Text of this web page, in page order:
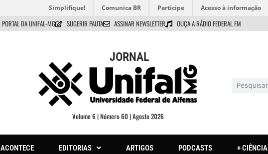
Simplifique! Comunica BR Participe Acesso à informação
PORTAL DA UNIFAL-MG SUGERIR PAUTA ASSINAR NEWSLETTER OUÇA A RÁDIO FEDERAL FM
JORNAL
Volume 6 | Número 60 | Agosto 2026
ACONTECE EDITORIAS ARTIGOS PODCASTS + CIÊNCIA